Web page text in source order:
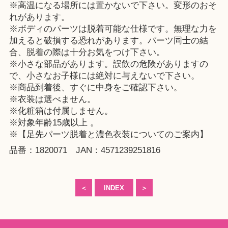
※高温になる場所には置かないで下さい。変形のおそ
れがあります。
※ボディのパーツは脱着可能な仕様です。無理な力を
加えると破損する恐れがあります。パーツ同士の結
合、脱着の際は十分お気をつけ下さい。
※小さな部品があります。誤飲の危険がありますの
で、小さなお子様には絶対に与えないで下さい。
※商品到着後、すぐに中身をご確認下さい。
※衣装は選べません。
※化粧箱は付属しません。
※対象年齢15歳以上 。
※【足先パーツ脱着と濃色衣装についてのご案内】
品番：1820071 JAN：4571239251816
＜ INDEX ＞